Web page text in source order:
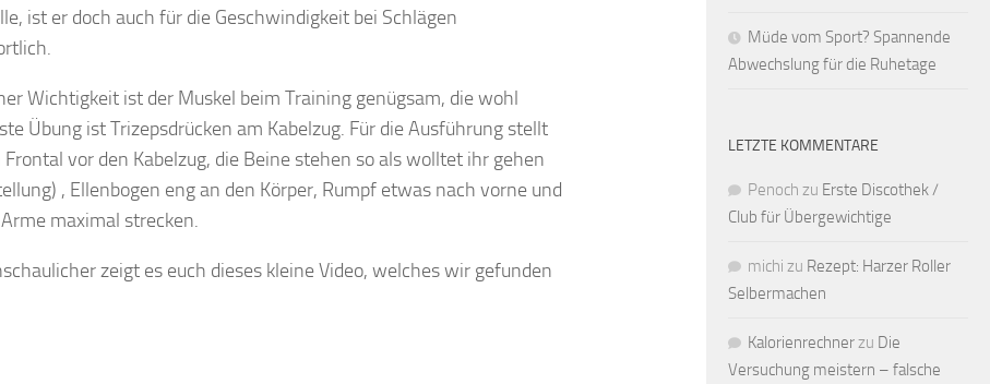
ist er doch auch für die Geschwindigkeit bei Schlägen
Wichtigkeit ist der Muskel beim Training genügsam, die wohl
Übung ist Trizepsdrücken am Kabelzug. Für die Ausführung stellt
Frontal vor den Kabelzug, die Beine stehen so als wolltet ihr gehen
, Ellenbogen eng an den Körper, Rumpf etwas nach vorne und
maximal strecken.
zeigt es euch dieses kleine Video, welches wir gefunden
Müde vom Sport? Spannende
Abwechslung für die Ruhetage
LETZTE KOMMENTARE
Penoch zu Erste Discothek /
Club für Übergewichtige
michi zu Rezept: Harzer Roller
Selbermachen
Kalorienrechnerzu Die
Versuchung meistern – falsche